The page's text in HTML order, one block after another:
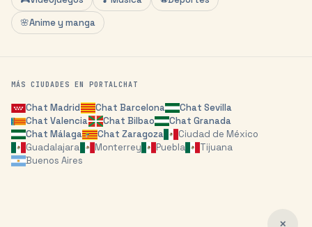
🌸Anime y manga
MÁS CIUDADES EN PORTALCHAT
ChatMadrid Chat Barcelona Chat Sevilla
ChatValencia Chat Bilbao Chat Granada
ChatMálaga Chat Zaragoza
Ciudad de México
Guadalajara
Monterrey Puebla
Tijuana
Buenos Aires
✕